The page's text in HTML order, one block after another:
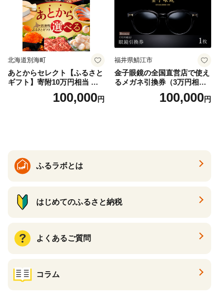
北海道別海町
あとからセレクト【ふるさと
ギフト】寄附10万円相当 あ
とから選べる！ ギフト いく
ら ほたて 海鮮 牛肉 別海町
ギフト ふるさと納税 ）
100,000円
福井県鯖江市
金子眼鏡の全国直営店で使え
るメガネ引換券（3万円相
100,000円
ふるラボとは
はじめてのふるさと納税
よくあるご質問
コラム